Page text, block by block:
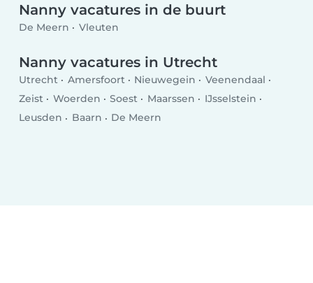
Nanny vacatures in de buurt
De Meern Vleuten
Nanny vacatures in Utrecht
Utrecht Amersfoort Nieuwegein
Veenendaal
Zeist
Woerden Soest Maarssen
IJsselstein
Leusden
Baarn De Meern